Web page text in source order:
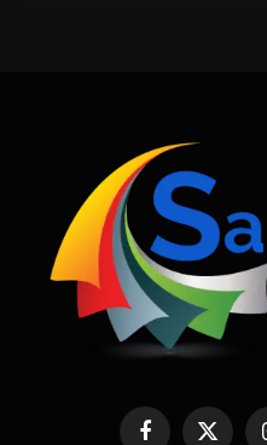
Facebook
X